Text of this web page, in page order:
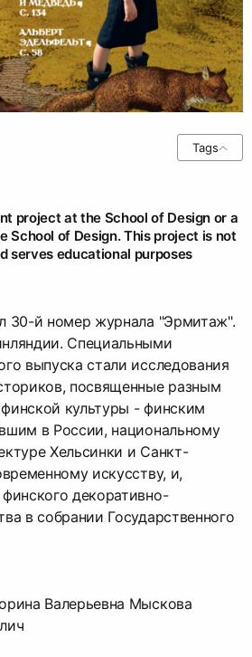
Tags
project at the School of Design or a
School of Design. This project is not
serves educational purposes
30-й номер журнала "Эрмитаж".
Специальными
выпуска стали исследования
посвященные разным
культуры - финским
в России, национальному
Хельсинки и Санкт-
искусству, и,
декоративно-
в собрании Государственного
Валерьевна Мыскова